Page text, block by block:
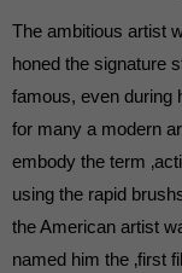
The ambitious artist
honed the signature
famous, even during
for many a modern
embody the term
using the rapid
the American artist
named him the ‚first